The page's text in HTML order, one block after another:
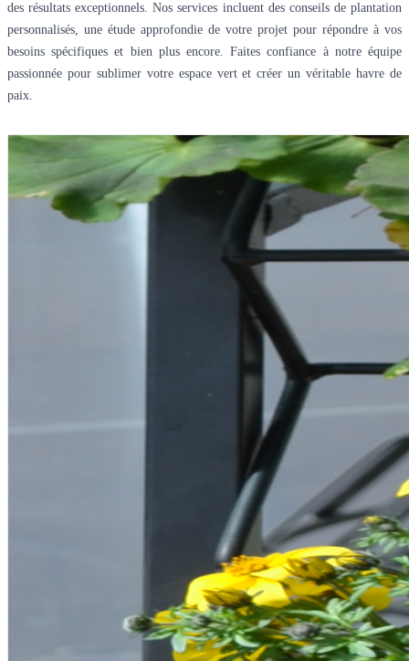
des résultats exceptionnels. Nos services incluent des conseils de plantation
personnalisés, une étude approfondie de votre projet pour répondre à vos
besoins spécifiques et bien plus encore. Faites confiance à notre équipe
passionnée pour sublimer votre espace vert et créer un véritable havre de
paix.